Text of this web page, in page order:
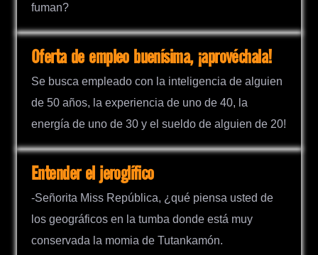
fuman?
Oferta de empleo buenísima, ¡aprovéchala!
Se busca empleado con la inteligencia de alguien
de 50 años, la experiencia de uno de 40, la
energía de uno de 30 y el sueldo de alguien de 20!
Entender el jeroglífico
-Señorita Miss República, ¿qué piensa usted de
los geográficos en la tumba donde está muy
conservada la momia de Tutankamón.